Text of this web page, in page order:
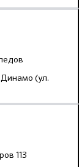
(ул.
113